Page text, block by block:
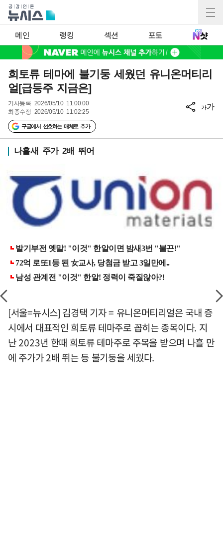
메인 랭킹 섹션 포토
희토류 테마에 불기둥 세웠던 유니온머티리
얼[급등주 지금은]
기사등록 2026/05/10 11:00:00
최종수정 2026/05/10 11:02:25
구글에서 선호하는 매체로 추가
가가
나흘새 주가 2배 뛰어
[서울=뉴시스] 김경택 기자 = 유니온머티리얼은 국내 증
시에서 대표적인 희토류 테마주로 꼽히는 종목이다. 지
난 2023년 한때 희토류 테마주로 주목을 받으며 나흘 만
에 주가가 2배 뛰는 등 불기둥을 세웠다.